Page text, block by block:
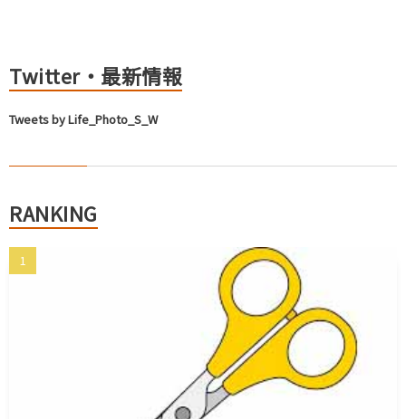
Twitter・最新情報
Tweets by Life_Photo_S_W
RANKING